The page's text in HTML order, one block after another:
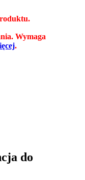
Wymaga
.
do